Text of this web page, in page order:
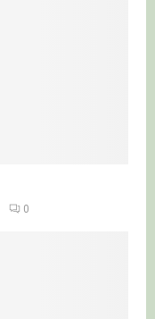
0